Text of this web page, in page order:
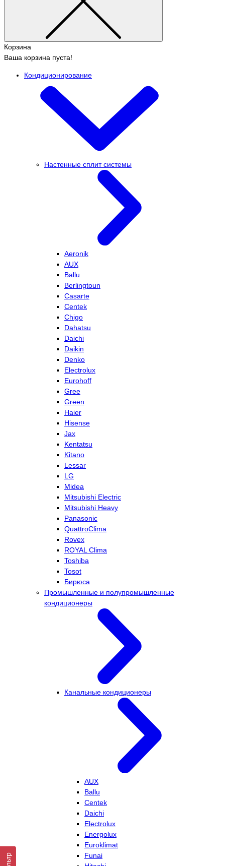
Корзина
Ваша корзина пуста!
Кондиционирование
Настенные сплит системы
Aeronik
AUX
Ballu
Berlingtoun
Casarte
Centek
Chigo
Dahatsu
Daichi
Daikin
Denko
Electrolux
Eurohoff
Gree
Green
Haier
Hisense
Jax
Kentatsu
Kitano
Lessar
LG
Midea
Mitsubishi Electric
Mitsubishi Heavy
Panasonic
QuattroClima
Rovex
ROYAL Clima
Toshiba
Tosot
Бирюса
Промышленные и полупромышленные
кондиционеры
Канальные кондиционеры
AUX
Ballu
Centek
Daichi
Electrolux
Energolux
Euroklimat
Funai